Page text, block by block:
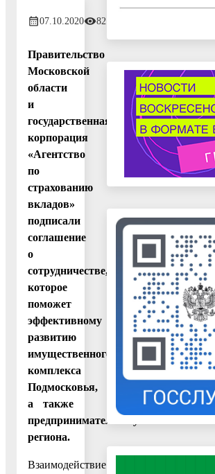
07.10.2020 821
Правительство
Московской
области
и
государственная
корпорация
«Агентство
по
страхованию
вкладов»
подписали
соглашение
о
сотрудничестве,
которое
поможет
эффективному
развитию
имущественного
комплекса
Подмосковья,
а также
предпринимательству
региона.
Взаимодействие